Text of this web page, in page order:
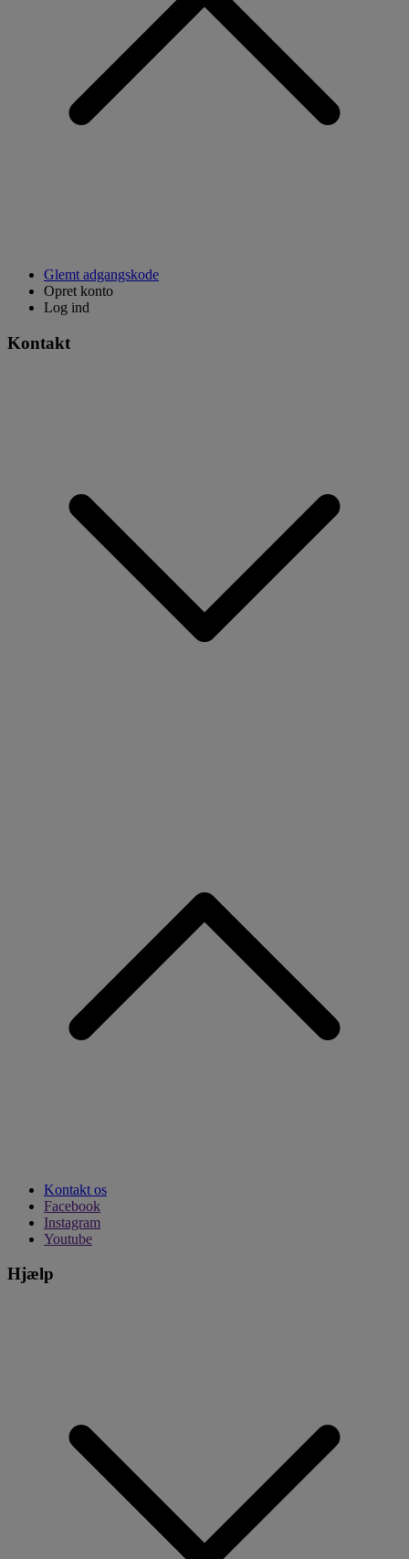
Glemt adgangskode
Opret konto
Log ind
Kontakt
Kontakt os
Facebook
Instagram
Youtube
Hjælp